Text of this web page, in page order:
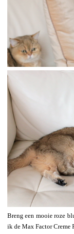
Breng een mooie roze
ik de Max Factor Creme